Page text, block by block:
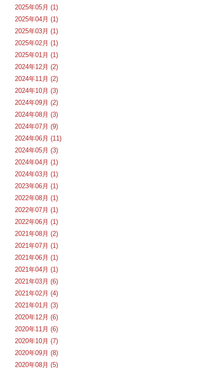
2025年05月 (1)
2025年04月 (1)
2025年03月 (1)
2025年02月 (1)
2025年01月 (1)
2024年12月 (2)
2024年11月 (2)
2024年10月 (3)
2024年09月 (2)
2024年08月 (3)
2024年07月 (9)
2024年06月 (11)
2024年05月 (3)
2024年04月 (1)
2024年03月 (1)
2023年06月 (1)
2022年08月 (1)
2022年07月 (1)
2022年06月 (1)
2021年08月 (2)
2021年07月 (1)
2021年06月 (1)
2021年04月 (1)
2021年03月 (6)
2021年02月 (4)
2021年01月 (3)
2020年12月 (6)
2020年11月 (6)
2020年10月 (7)
2020年09月 (8)
2020年08月 (5)